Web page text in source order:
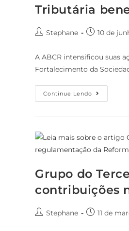
Tributária
Stephane 10 de
A ABCR intensificou suas
Fortalecimento da
Continue Lendo
Grupo do
contribuições
Stephane 11 de